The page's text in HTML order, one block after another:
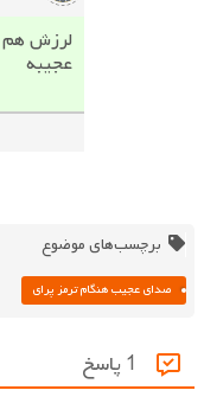
لرزش هم
عجیبه
برچسب‌های موضوع
صدای عجیب هنگام ترمز پرای